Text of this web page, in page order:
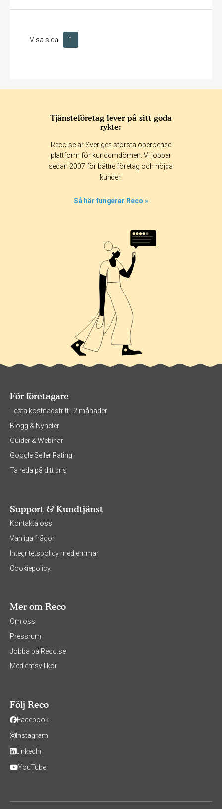
Visa sida: 1
Tjänsteföretag lever på sitt goda
rykte:
Reco.se är Sveriges största oberoende
plattform för kundomdömen. Vi jobbar
sedan 2007 för bättre företag och nöjda
kunder.
Så här fungerar Reco »
För företagare
Testa kostnadsfritt i 2 månader
Blogg & Nyheter
Guider & Webinar
Google Seller Rating
Ta reda på ditt pris
Support & Kundtjänst
Kontakta oss
Vanliga frågor
Integritetspolicy medlemmar
Cookiepolicy
Mer om Reco
Om oss
Pressrum
Jobba på Reco.se
Medlemsvillkor
Följ Reco
Facebook
Instagram
LinkedIn
YouTube